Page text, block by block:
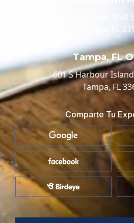
100 Biscayne Blvd
Miami, FL
Tampa, FL
601 S Harbour
Tampa, FL
Comparte Tu